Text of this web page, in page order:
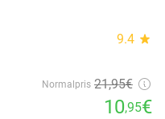
9.4 star
Normalpris 21,95€
10,95€